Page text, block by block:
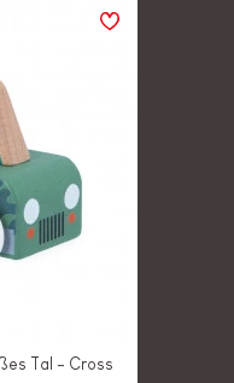
Tal - Cross